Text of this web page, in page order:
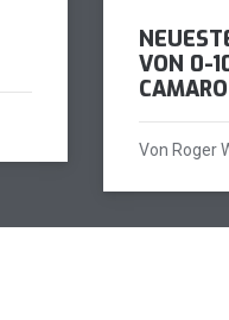
VON 0-
Von Roger